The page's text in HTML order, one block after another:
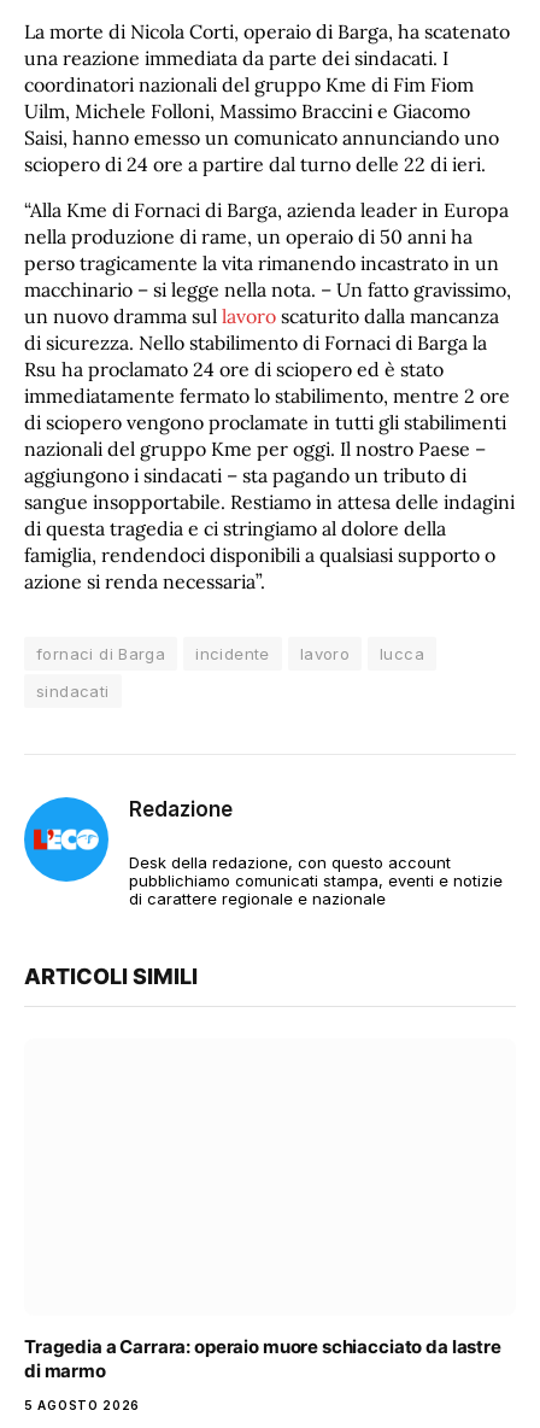
La morte di Nicola Corti, operaio di Barga, ha scatenato
una reazione immediata da parte dei sindacati. I
coordinatori nazionali del gruppo Kme di Fim Fiom
Uilm, Michele Folloni, Massimo Braccini e Giacomo
Saisi, hanno emesso un comunicato annunciando uno
sciopero di 24 ore a partire dal turno delle 22 di ieri.
“Alla Kme di Fornaci di Barga, azienda leader in Europa
nella produzione di rame, un operaio di 50 anni ha
perso tragicamente la vita rimanendo incastrato in un
macchinario – si legge nella nota. – Un fatto gravissimo,
un nuovo dramma sul lavoro scaturito dalla mancanza
di sicurezza. Nello stabilimento di Fornaci di Barga la
Rsu ha proclamato 24 ore di sciopero ed è stato
immediatamente fermato lo stabilimento, mentre 2 ore
di sciopero vengono proclamate in tutti gli stabilimenti
nazionali del gruppo Kme per oggi. Il nostro Paese –
aggiungono i sindacati – sta pagando un tributo di
sangue insopportabile. Restiamo in attesa delle indagini
di questa tragedia e ci stringiamo al dolore della
famiglia, rendendoci disponibili a qualsiasi supporto o
azione si renda necessaria”.
fornaci di Barga incidente lavoro
lucca
sindacati
Redazione
Desk della redazione, con questo account
pubblichiamo comunicati stampa, eventi e notizie
di carattere regionale e nazionale
ARTICOLI SIMILI
Tragedia a Carrara: operaio muore schiacciato da lastre
di marmo
5 AGOSTO 2026